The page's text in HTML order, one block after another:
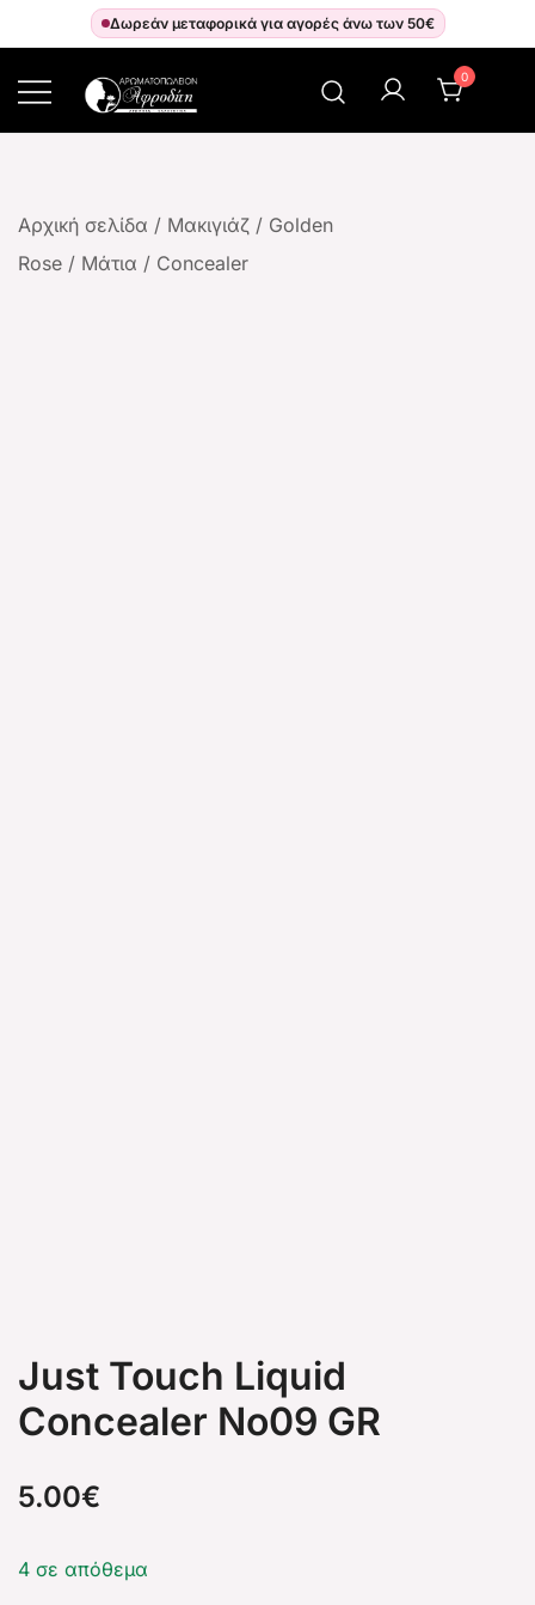
Δωρεάν μεταφορικά για αγορές άνω των 50€
0
Αρχική σελίδα / Μακιγιάζ / Golden
Rose / Μάτια / Concealer
Just Touch Liquid
Concealer No09 GR
5.00€
4 σε απόθεμα